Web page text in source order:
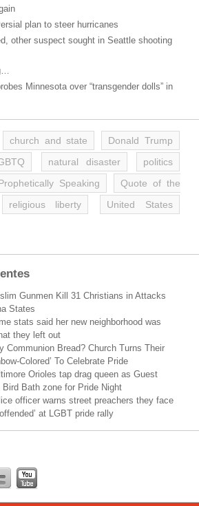
plan to steer hurricanes
other suspect sought in Seattle shooting
Minnesota over “transgender dolls” in
church and state
Donald Trump
natural disaster
politics
Speaking
Quote of the
religious liberty
United States
Gunmen Kill 31 Christians in Attacks
States
stats said her new neighborhood was
they left out
Communion Bread? Church Turns Their
Colored’ To Celebrate Pride
Orioles tap drag queen as Guest
Bath zone for Pride Night
officer warns street preachers they face
at LGBT pride rally